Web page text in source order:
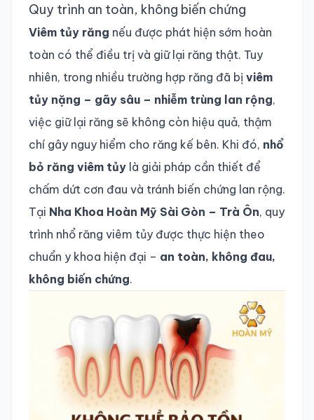
Quy trình an toàn, không biến chứng
Viêm tủy răng nếu được phát hiện sớm hoàn
toàn có thể điều trị và giữ lại răng thật. Tuy
nhiên, trong nhiều trường hợp răng đã bị viêm
tủy nặng – gãy sâu – nhiễm trùng lan rộng,
việc giữ lại răng sẽ không còn hiệu quả, thậm
chí gây nguy hiểm cho răng kế bên. Khi đó, nhổ
bỏ răng viêm tủy là giải pháp cần thiết để
chấm dứt cơn đau và tránh biến chứng lan rộng.
Tại Nha Khoa Hoàn Mỹ Sài Gòn – Trà Ôn, quy
trình nhổ răng viêm tủy được thực hiện theo
chuẩn y khoa hiện đại – an toàn, không đau,
không biến chứng.